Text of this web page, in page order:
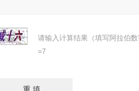
请输入计算结果（填写阿拉伯
=7